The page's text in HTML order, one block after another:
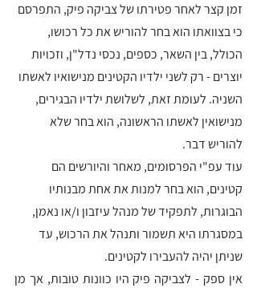
זמן קצר לאחר פטירתו של צביקה פיק, התפרסם
כי בצוואתו הוא בחר להוריש את כל רכושו,
הכולל, בין השאר, כספים, נכסי נדל"ן, וזכויות
יוצרים - רק לשני ילדיו הקטינים מנישואיו לאשתו
השניה. לעומת זאת, לשלושת ילדיו הבגירים,
מנישואין לאשתו הראשונה, הוא בחר שלא
להוריש דבר.
עוד עפ"י הפרסומים, מאחר והיורשים הם
קטינים, הוא בחר למנות את אחת מבנותיו
הבוגרות, לתפקיד של מנהל עיזבון ו/או נאמן,
במסגרתו היא תשמור ותנהל את הרכוש, עד
שניתן יהיה להעבירו לקטינים.